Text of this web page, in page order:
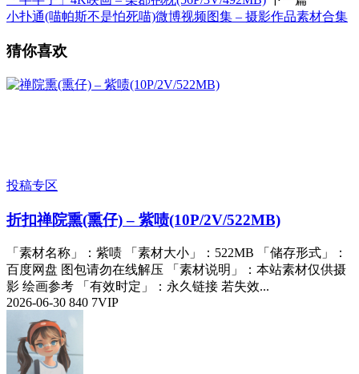
小扑通(喵帕斯不是怕死喵)微博视频图集 – 摄影作品素材合集
猜你喜欢
投稿专区
折扣禅院熏(熏仔) – 紫啧(10P/2V/522MB)
「素材名称」：紫啧 「素材大小」：522MB 「储存形式」：
百度网盘 图包请勿在线解压 「素材说明」：本站素材仅供摄
影 绘画参考 「有效时定」：永久链接 若失效...
2026-06-30 840 7VIP